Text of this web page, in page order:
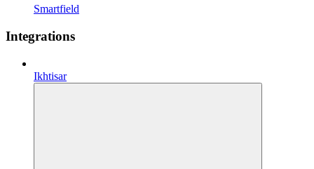
Smartfield
Integrations
Ikhtisar